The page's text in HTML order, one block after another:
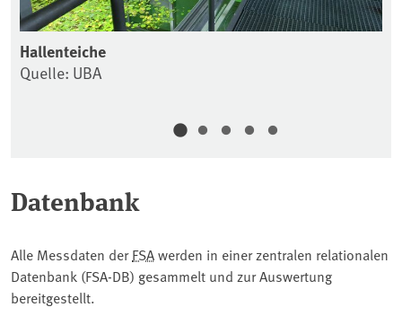
Hallenteiche
Quelle: UBA
Datenbank
Alle Messdaten derFSAwerden in einer zentralen relationalen
Datenbank (FSA-DB) gesammelt und zur Auswertung
bereitgestellt.